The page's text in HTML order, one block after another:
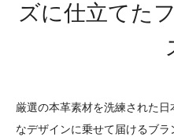
ズに仕立てた
厳選の本革素材を洗練された
なデザインに乗せて届けるブ